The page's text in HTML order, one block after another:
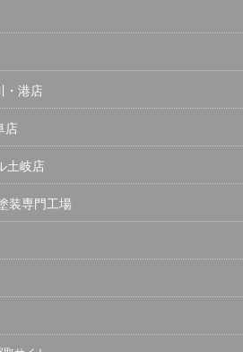
・港店
店
土岐店
装専門工場